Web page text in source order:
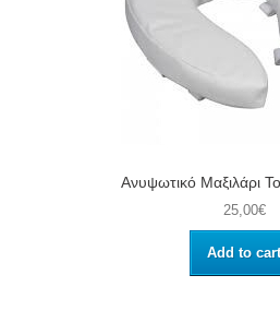
Ανυψωτικό Μαξιλάρι
25,00€
Add to cart